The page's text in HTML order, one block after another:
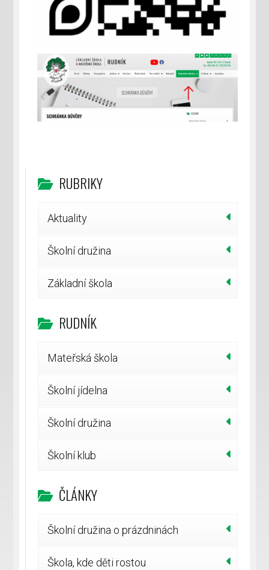
RUBRIKY
Aktuality
Školní družina
Základní škola
RUDNÍK
Mateřská škola
Školní jídelna
Školní družina
Školní klub
ČLÁNKY
Školní družina o prázdninách
Škola, kde děti rostou